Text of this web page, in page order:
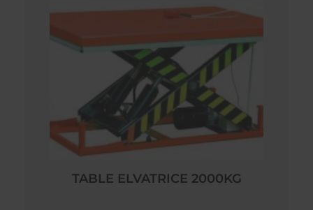
TABLE ELVATRICE 2000KG